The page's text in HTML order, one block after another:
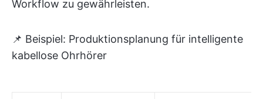
Workflow zu gewährleisten.
📌 Beispiel: Produktionsplanung für intelligente
kabellose Ohrhörer